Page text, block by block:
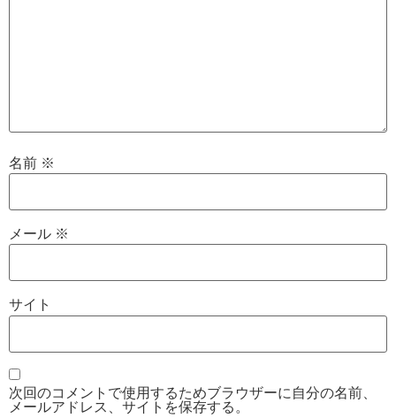
名前 ※
メール ※
サイト
次回のコメントで使用するためブラウザーに自分の名前、
メールアドレス、サイトを保存する。